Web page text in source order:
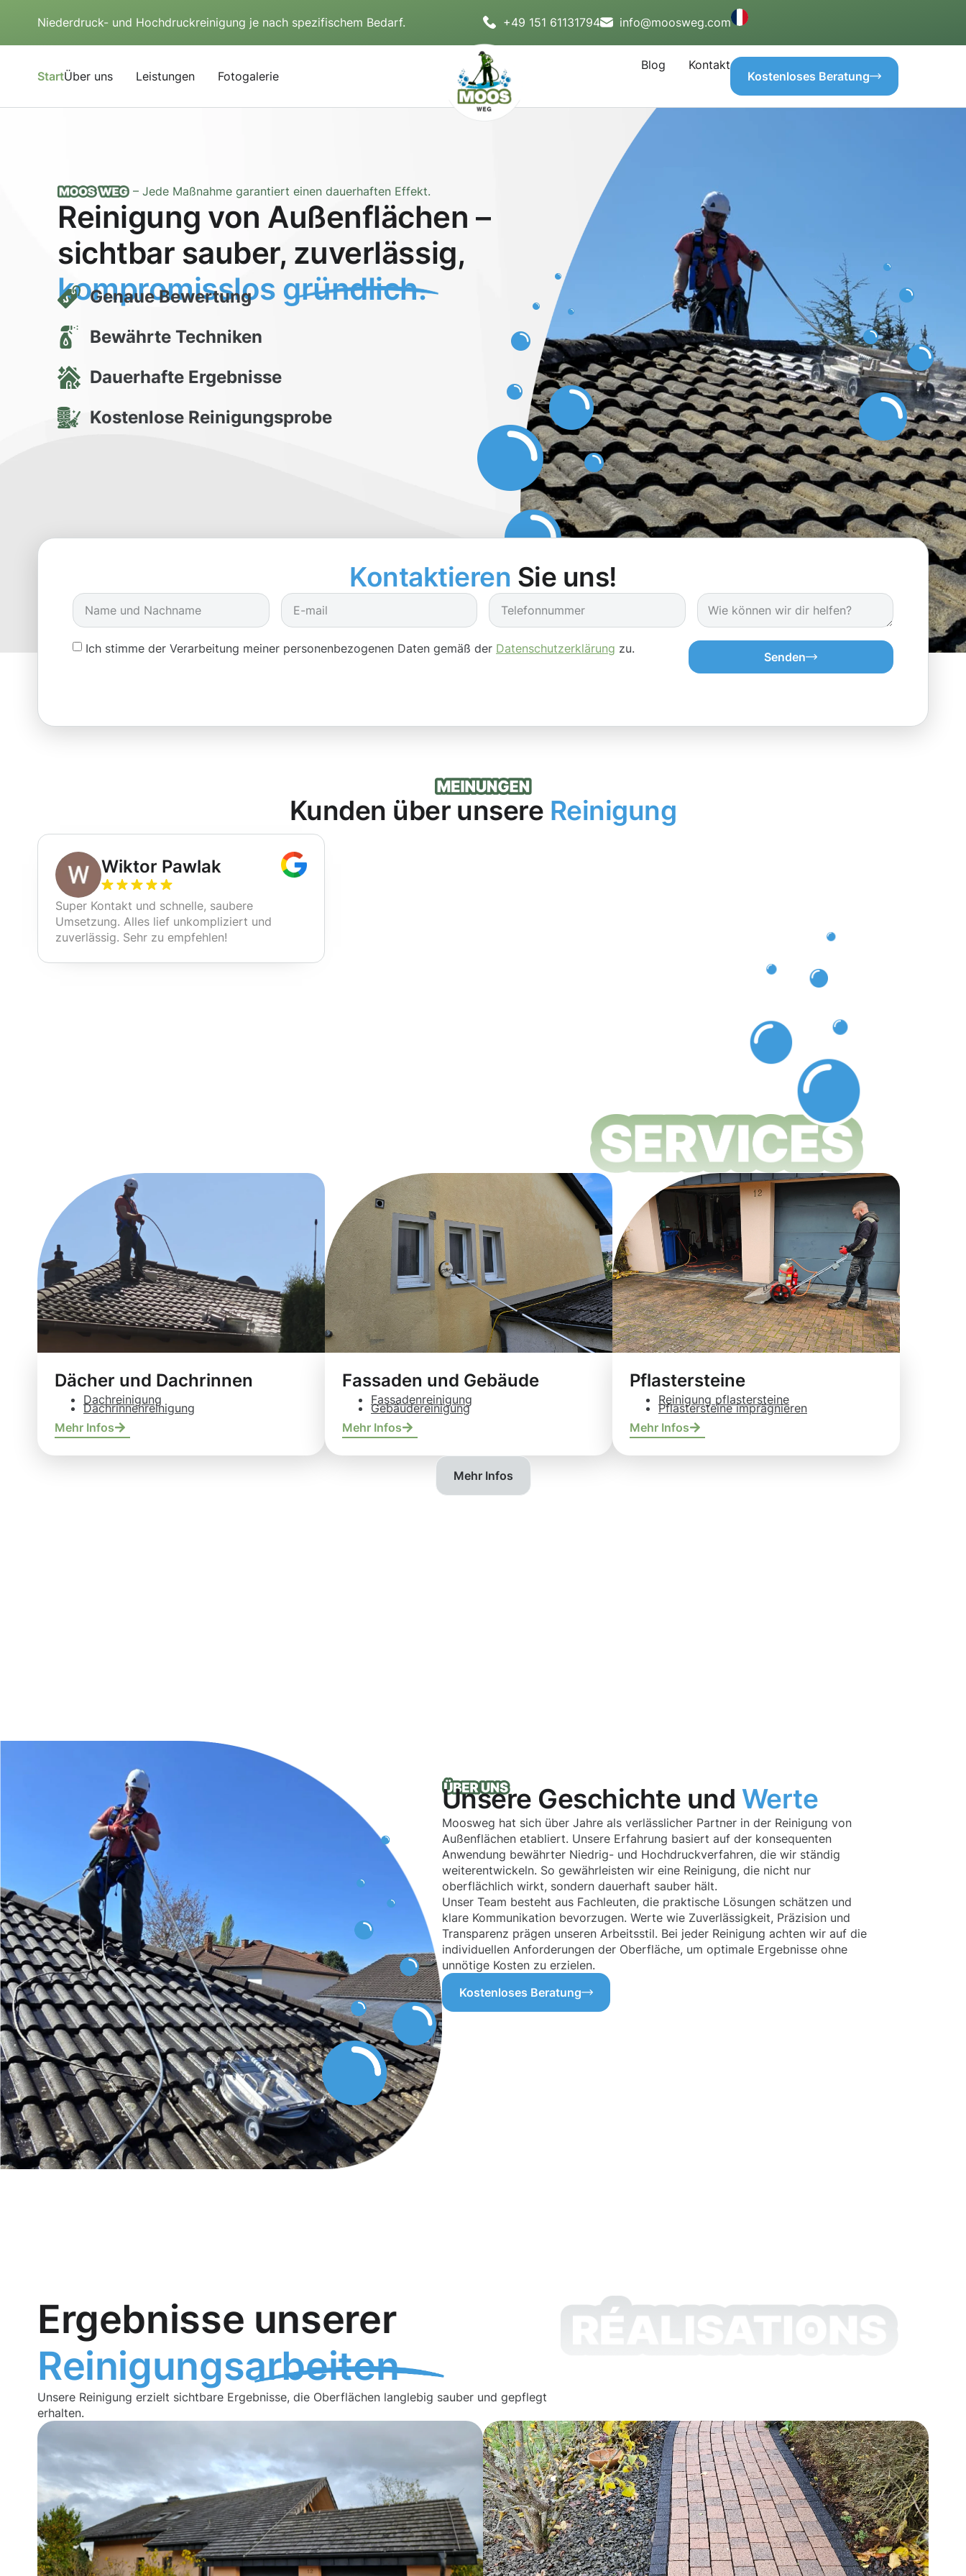
Niederdruck- und Hochdruckreinigung je nach spezifischem Bedarf. +49 151 61131794 info@moosweg.com
StartÜber uns Leistungen Fotogalerie
Blog
Kontakt
Kostenloses Beratung
– Jede Maßnahme garantiert einen dauerhaften Effekt.
Reinigung von Außenflächen –
sichtbar sauber, zuverlässig,
kompromisslos gründlich.
Genaue Bewertung
Bewährte Techniken
Dauerhafte Ergebnisse
Kostenlose Reinigungsprobe
Kontaktieren Sie uns!
Ich stimme der Verarbeitung meiner personenbezogenen Daten gemäß der Datenschutzerklärung zu.
Senden
Kunden über unsere Reinigung
Wiktor Pawlak
Super Kontakt und schnelle, saubere
Umsetzung. Alles lief unkompliziert und
zuverlässig. Sehr zu empfehlen!
Dächer und Dachrinnen
Dachreinigung
Dachrinnenreinigung
Mehr Infos
Fassaden und Gebäude
Fassadenreinigung
Gebäudereinigung
Mehr Infos
Pflastersteine
Reinigung pflastersteine
Pflastersteine imprägnieren
Mehr Infos
Mehr Infos
Unsere Geschichte und Werte
Moosweg hat sich über Jahre als verlässlicher Partner in der Reinigung von
Außenflächen etabliert. Unsere Erfahrung basiert auf der konsequenten
Anwendung bewährter Niedrig- und Hochdruckverfahren, die wir ständig
weiterentwickeln. So gewährleisten wir eine Reinigung, die nicht nur
oberflächlich wirkt, sondern dauerhaft sauber hält.
Unser Team besteht aus Fachleuten, die praktische Lösungen schätzen und
klare Kommunikation bevorzugen. Werte wie Zuverlässigkeit, Präzision und
Transparenz prägen unseren Arbeitsstil. Bei jeder Reinigung achten wir auf die
individuellen Anforderungen der Oberfläche, um optimale Ergebnisse ohne
unnötige Kosten zu erzielen.
Kostenloses Beratung
Ergebnisse unserer
Reinigungsarbeiten
Unsere Reinigung erzielt sichtbare Ergebnisse, die Oberflächen langlebig sauber und gepflegt
erhalten.